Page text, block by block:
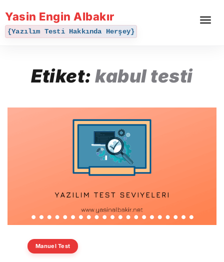
Toggle
Yasin Engin Albakır
{Yazılım Testi Hakkında Herşey}
Etiket:kabul testi
Manuel Test